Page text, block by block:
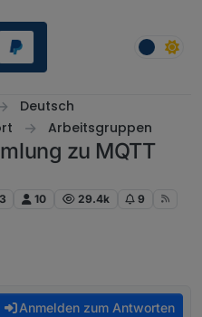
Deutsch
Arbeitsgruppen
zu MQTT
10 29.4k 9
Anmelden zum Antworten